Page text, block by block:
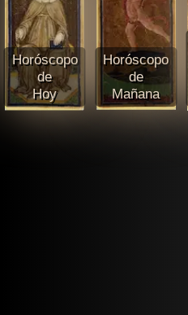
Horóscopo
de
Hoy
Horóscopo
de
Mañana